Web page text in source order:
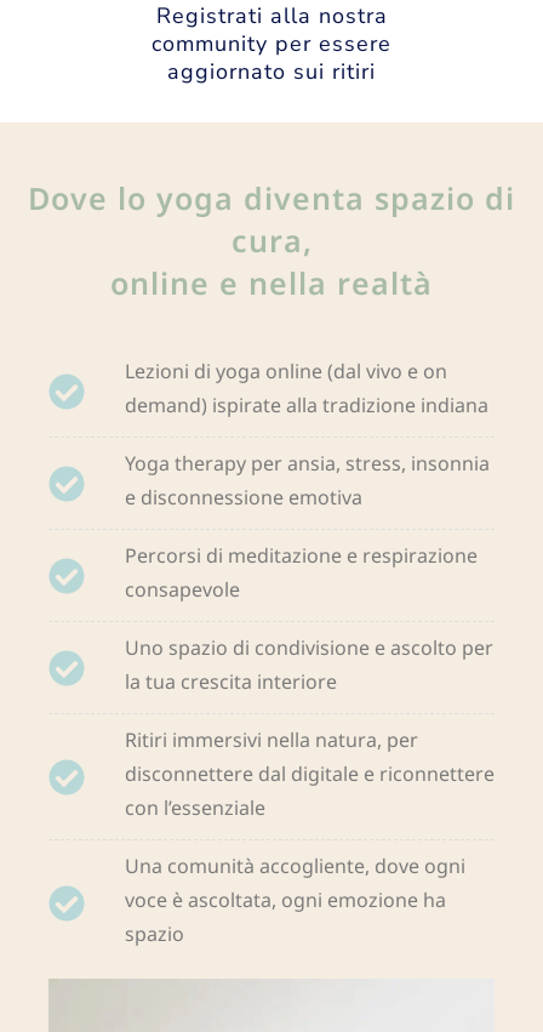
Registrati alla nostra
community per essere
aggiornato sui ritiri
Dove lo yoga diventa spazio di
cura,
online e nella realtà
Lezioni di yoga online (dal vivo e on
demand) ispirate alla tradizione indiana
Yoga therapy per ansia, stress, insonnia
e disconnessione emotiva
Percorsi di meditazione e respirazione
consapevole
Uno spazio di condivisione e ascolto per
la tua crescita interiore
Ritiri immersivi nella natura, per
disconnettere dal digitale e riconnettere
con l’essenziale
Una comunità accogliente, dove ogni
voce è ascoltata, ogni emozione ha
spazio